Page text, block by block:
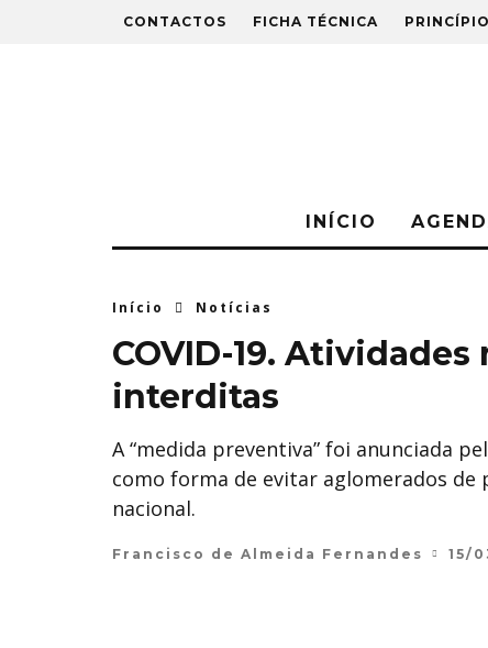
CONTACTOS FICHA TÉCNICA
INÍCIO
Início Notícias
COVID-19.
interditas
A “medida preventiva” foi anunciada
como forma de evitar aglomerados
nacional.
Francisco de Almeida Fernandes 15/